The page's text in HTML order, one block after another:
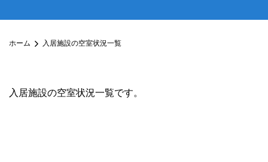
ホーム 入居施設の空室状況一覧
入居施設の空室状況一覧です。